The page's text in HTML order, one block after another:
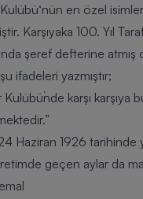
‘nün en özel
Karşıyaka 100. Yıl
şeref defterine
ifadeleri yazmıştır;
Kulübü`nde karşı
Haziran 1926 tarihinde
geçen aylar da